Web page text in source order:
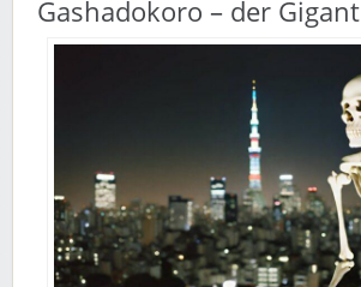
Gashadokoro – der Gigant